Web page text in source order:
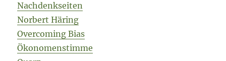
Nachdenkseiten
Norbert Häring
Overcoming Bias
Ökonomenstimme